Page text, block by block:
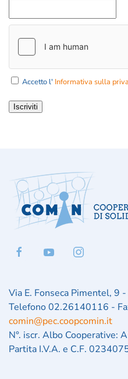
Accetto l' Informativa sulla
Iscriviti
Via E. Fonseca Pimentel, 9
Telefono 02.26140116 -
comin@pec.coopcomin.it
N°. iscr. Albo Cooperative:
Partita I.V.A. e C.F.